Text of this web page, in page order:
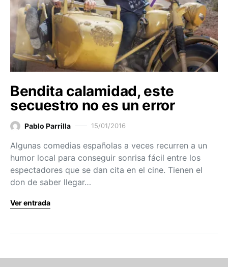
Bendita calamidad, este
secuestro no es un error
Pablo Parrilla 15/01/2016
Algunas comedias españolas a veces recurren a un
humor local para conseguir sonrisa fácil entre los
espectadores que se dan cita en el cine. Tienen el
don de saber llegar…
Ver entrada